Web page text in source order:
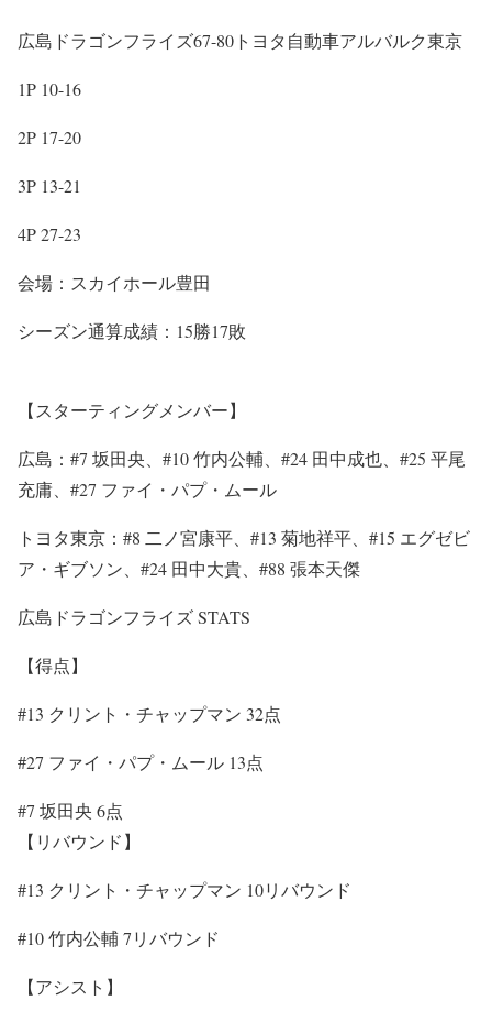
広島ドラゴンフライズ67-80 トヨタ自動車アルバルク東京
1P 10-16
2P 17-20
3P 13-21
4P 27-23
会場：スカイホール豊田
シーズン通算成績： 15勝17敗
【スターティングメンバー】
広島： #7 坂田央、 #10竹内公輔、 #24 田中成也、 #25 平尾
充庸、 #27 ファイ・パプ・ムール
トヨタ東京： #8 二ノ宮康平、 #13 菊地祥平、 #15 エグゼビ
ア・ギブソン、 #24 田中大貴、 #88 張本天傑
広島ドラゴンフライズSTATS
【得点】
#13 クリント・チャップマン 32点
#27 ファイ・パプ・ムール 13点
#7 坂田央 6点
【リバウンド】
#13 クリント・チャップマン 10リバウンド
#10竹内公輔7リバウンド
【アシスト】